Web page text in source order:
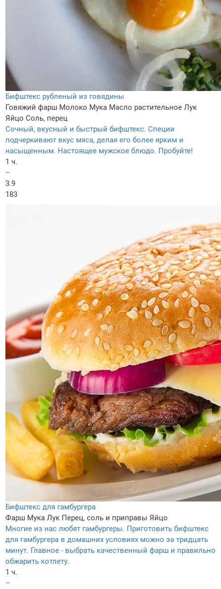
Бифштекс рубленый из говядины
Говяжий фарш Молоко Мука Масло растительное Лук
Яйцо Соль, перец
Сочный, вкусный и быстрый бифштекс. Специи
подчеркивают вкус мяса, делая его более ярким и
насыщенным. Настоящее мужское блюдо. Пробуйте!
1 ч.
–
3.9
183
Бифштекс для гамбургера
Фарш Мука Лук Перец, соль и приправы Яйцо
Многие из нас любят гамбургеры. Приготовить бифштекс
для гамбургера в домашних условиях можно за тридцать
минут. Главное - выбрать качественный фарш и правильно
обжарить котлету.
1 ч.
–